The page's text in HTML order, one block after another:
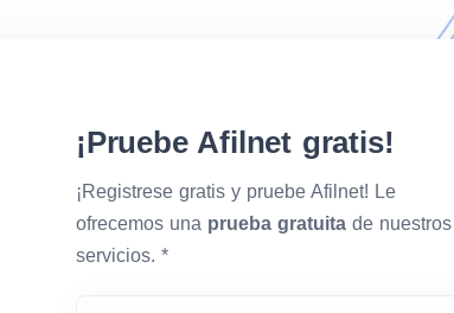
¡Pruebe Afilnet gratis!
¡Registrese gratis y pruebe Afilnet! Le
ofrecemos una prueba gratuita de nuestros
servicios. *